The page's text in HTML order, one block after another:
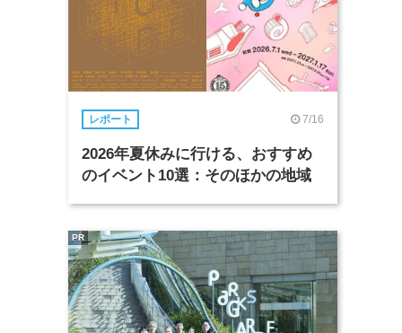
レポート 7/16
2026年夏休みに行ける、おすすめ
のイベント10選：そのほかの地域
PR